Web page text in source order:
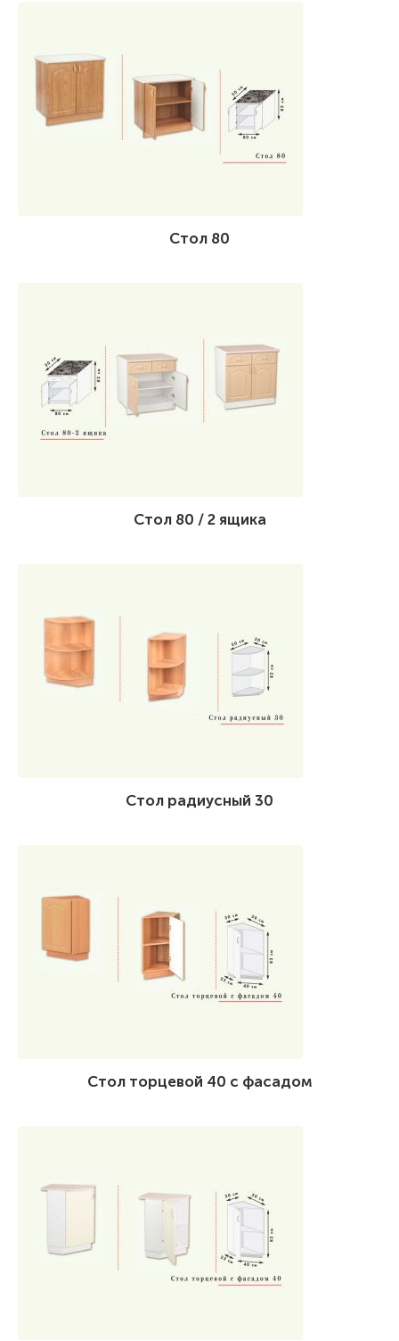
Стол 80
Стол 80 / 2 ящика
Стол радиусный 30
Стол торцевой 40 с фасадом